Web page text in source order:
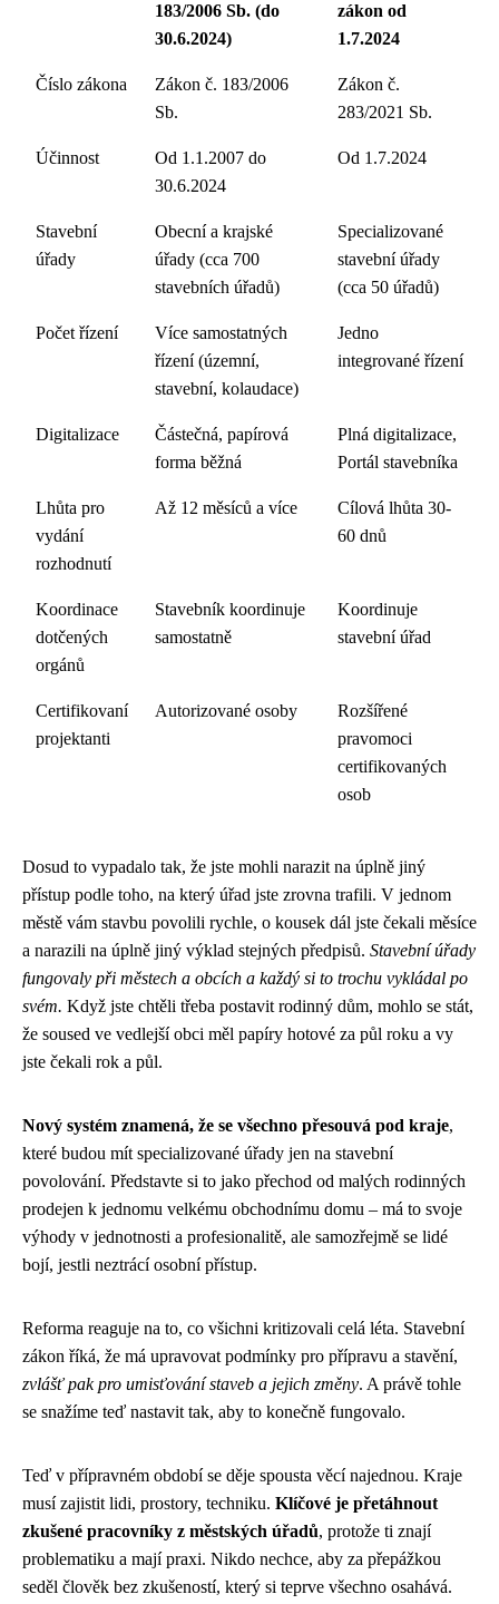
183/2006 Sb. (do
30.6.2024)
zákon od
1.7.2024
Číslo zákona
Zákon č. 183/2006
Sb.
Zákon č.
283/2021 Sb.
Účinnost
Od 1.1.2007 do
30.6.2024
Od 1.7.2024
Stavební
úřady
Obecní a krajské
úřady (cca 700
stavebních úřadů)
Specializované
stavební úřady
(cca 50 úřadů)
Počet řízení
Více samostatných
řízení (územní,
stavební, kolaudace)
Jedno
integrované řízení
Digitalizace
Částečná, papírová
forma běžná
Plná digitalizace,
Portál stavebníka
Lhůta pro
vydání
rozhodnutí
Až 12 měsíců a více
Cílová lhůta 30-
60 dnů
Koordinace
dotčených
orgánů
Stavebník koordinuje
samostatně
Koordinuje
stavební úřad
Certifikovaní
projektanti
Autorizované osoby
Rozšířené
pravomoci
certifikovaných
osob
Dosud to vypadalo tak, že jste mohli narazit na úplně jiný
přístup podle toho, na který úřad jste zrovna trafili. V jednom
městě vám stavbu povolili rychle, o kousek dál jste čekali měsíce
a narazili na úplně jiný výklad stejných předpisů. Stavební úřady
fungovaly při městech a obcích a každý si to trochu vykládal po
svém. Když jste chtěli třeba postavit rodinný dům, mohlo se stát,
že soused ve vedlejší obci měl papíry hotové za půl roku a vy
jste čekali rok a půl.
Nový systém znamená, že se všechno přesouvá pod kraje,
které budou mít specializované úřady jen na stavební
povolování. Představte si to jako přechod od malých rodinných
prodejen k jednomu velkému obchodnímu domu – má to svoje
výhody v jednotnosti a profesionalitě, ale samozřejmě se lidé
bojí, jestli neztrácí osobní přístup.
Reforma reaguje na to, co všichni kritizovali celá léta. Stavební
zákon říká, že má upravovat podmínky pro přípravu a stavění,
zvlášť pak pro umisťování staveb a jejich změny. A právě tohle
se snažíme teď nastavit tak, aby to konečně fungovalo.
Teď v přípravném období se děje spousta věcí najednou. Kraje
musí zajistit lidi, prostory, techniku. Klíčové je přetáhnout
zkušené pracovníky z městských úřadů, protože ti znají
problematiku a mají praxi. Nikdo nechce, aby za přepážkou
seděl člověk bez zkušeností, který si teprve všechno osahává.